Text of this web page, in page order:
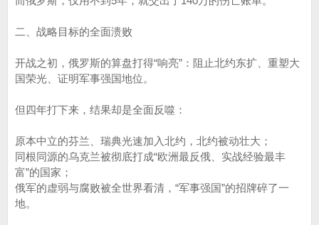
二、战略目标的全面溃败
开战之初，俄罗斯的算盘打得“响亮”：阻止北约东扩、重塑大
国荣光、证明军事强国地位。
但四年打下来，结果却是全面反噬：
原本中立的芬兰、瑞典光速加入北约，北约被动壮大；
同根同源的乌克兰被彻底打成“欧洲最反俄、实战经验最丰
富”的国家；
俄军的虚弱与腐败被全世界看清，“军事强国”的招牌碎了一
地。